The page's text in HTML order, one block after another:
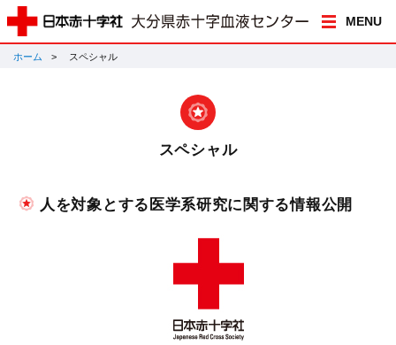
MENU
ホーム スペシャル
スペシャル
人を対象とする医学系研究に関する情報公開